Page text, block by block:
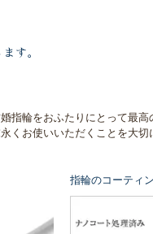
す。
指輪をおふたりにとって最高
くお使いいただくことを大切
指輪のコーティ